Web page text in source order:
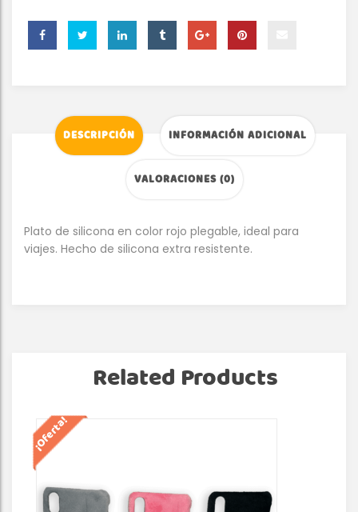
DESCRIPCIÓN INFORMACIÓN ADICIONAL
VALORACIONES (0)
Plato de silicona en color rojo plegable, ideal para
viajes. Hecho de silicona extra resistente.
Related Products
¡Oferta!